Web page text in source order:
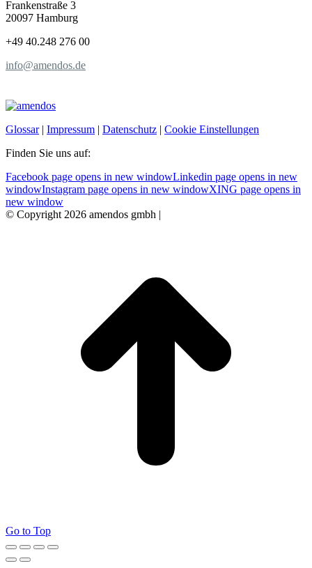
Frankenstraße 3
20097 Hamburg
+49 40.248 276 00
info@amendos.de
Glossar| Impressum | Datenschutz | Cookie Einstellungen
Finden Sie uns auf:
Facebook page opens in new windowLinkedin page opens in new
windowInstagram page opens in new windowXING page opens in
new window
© Copyright 2026 amendos gmbh |
Go to Top